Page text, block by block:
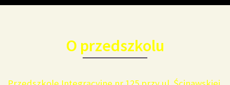
O przedszkolu